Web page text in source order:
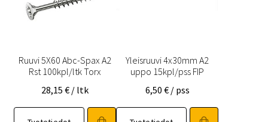
Ruuvi 5X60 Abc-Spax A2
Rst 100kpl/ltk Torx
28,15 € / ltk
Yleisruuvi 4x30mm A2
uppo 15kpl/pss FIP
6,50 € / pss